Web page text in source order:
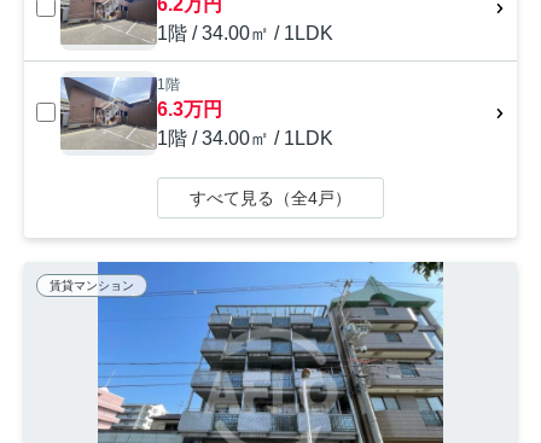
6.2万円
1階 / 34.00㎡ / 1LDK
1階
6.3万円
1階 / 34.00㎡ / 1LDK
すべて見る（全4戸）
賃貸マンション